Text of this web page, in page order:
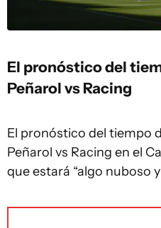
El pronóstico del
Peñarol vs Racing
El pronóstico del tiempo
Peñarol vs Racing en el
que estará “algo nuboso